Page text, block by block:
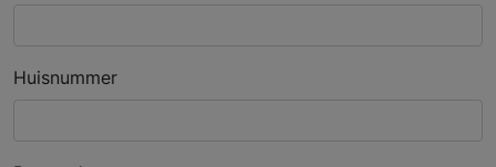
Huisnummer